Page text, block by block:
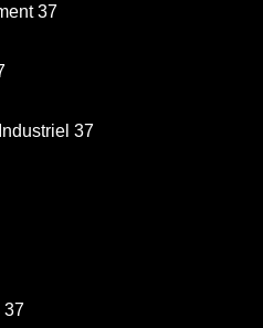
37
37
37